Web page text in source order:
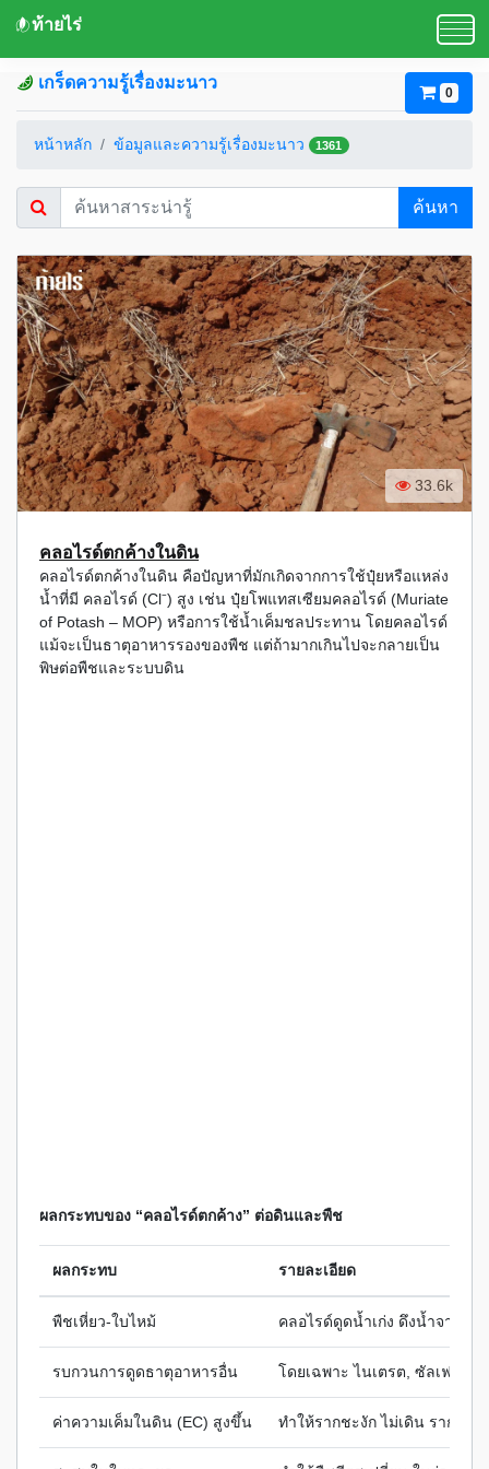
ท้ายไร่
เกร็ดความรู้เรื่องมะนาว
0
หน้าหลัก ข้อมูลและความรู้เรื่องมะนาว 1361
ค้นหา
33.6k
คลอไรด์ตกค้างในดิน
คลอไรด์ตกค้างในดิน คือปัญหาที่มักเกิดจากการใช้ปุ๋ยหรือแหล่ง
น้ำที่มี คลอไรด์ (Cl⁻) สูง เช่น ปุ๋ยโพแทสเซียมคลอไรด์ (Muriate
of Potash – MOP) หรือการใช้น้ำเค็มชลประทาน โดยคลอไรด์
แม้จะเป็นธาตุอาหารรองของพืช แต่ถ้ามากเกินไปจะกลายเป็น
พิษต่อพืชและระบบดิน
ผลกระทบของ “คลอไรด์ตกค้าง” ต่อดินและพืช
ผลกระทบ รายละเอียด
พืชเหี่ยว-ใบไหม้ คลอไรด์ดูดน้ำเก่ง ดึงน้ำจากเซ
รบกวนการดูดธาตุอาหารอื่น โดยเฉพาะ ไนเตรต, ซัลเฟต,
ค่าความเค็มในดิน (EC) สูงขึ้น ทำให้รากชะงัก ไม่เดิน รากฝอย